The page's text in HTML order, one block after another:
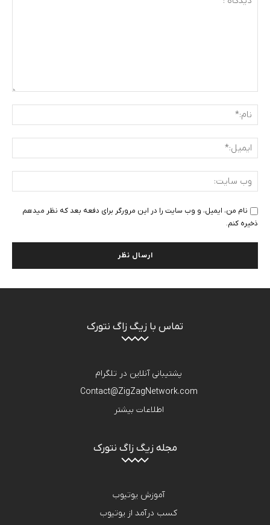
نام من، ایمیل، و وب سایت را در این مرورگر برای دفعه بعد که نظر میدهم
ذخیره کنم.
تماس با زیگ زاگ نتورک
پشتیبانی آنلاین در تلگرام
Contact@ZigZagNetwork.com
اطلاعات بیشتر
مجله زیگ زاگ نتورک
آموزش یوتیوب
کسب درآمد از یوتیوب